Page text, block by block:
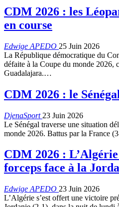
CDM 2026 : les
en course
Edwige APEDO 25 Juin 2026
La République démocratique du
défaite à la Coupe du monde 2026,
Guadalajara.…
CDM 2026 : le
DjenaSport 23 Juin 2026
Le Sénégal traverse une situation
monde 2026. Battus par la France
CDM 2026 :
forceps face à la
Edwige APEDO 23 Juin 2026
L’Algérie s’est offert une victoire